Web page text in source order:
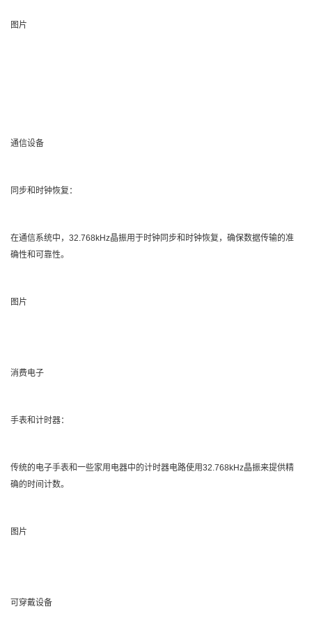
图片
通信设备
同步和时钟恢复：
在通信系统中，32.768kHz晶振用于时钟同步和时钟恢复，确保数据传输的准
确性和可靠性。
图片
消费电子
手表和计时器：
传统的电子手表和一些家用电器中的计时器电路使用32.768kHz晶振来提供精
确的时间计数。
图片
可穿戴设备